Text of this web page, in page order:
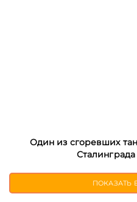
Один из сгоревших
ПОКАЗАТЬ